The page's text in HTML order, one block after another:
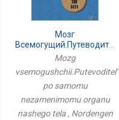
Мозг
Всемогущий.Путеводитель
По Самому
Незаменимому Органу
Нашего Тела
Mozg
vsemogushchii.Putevoditel'
po samomu
nezamenimomu organu
nashego tela , Nordengen